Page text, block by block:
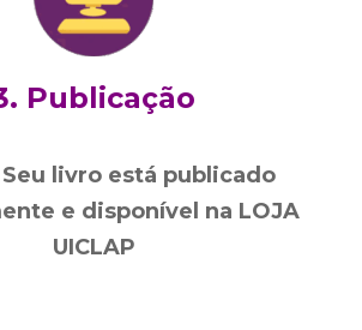
Publicação
livro está publicado
e disponível na LOJA
UICLAP